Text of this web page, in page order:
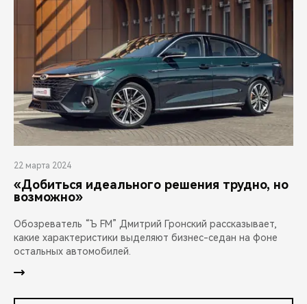
22 марта 2024
«Добиться идеального решения трудно, но
возможно»
Обозреватель “Ъ FM” Дмитрий Гронский рассказывает,
какие характеристики выделяют бизнес-седан на фоне
остальных автомобилей.